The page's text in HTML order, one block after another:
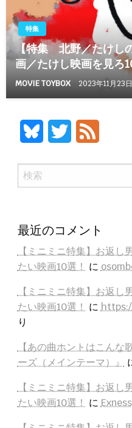
特集
【特集 北野／たけし
画／たけし映画を見ろ
MOVIE TOYBOX 2023年11月23日
Bluesky Twitter
検
索
最近のコメント
【ミニミニ特集】お返し
たい映画10選！ に
【ミニミニ特集】お返し
たい映画10選！ に
り
【あの曲ホントはこん
ーズ（メインテーマ）』
【ミニミニ特集】お返し
たい映画10選！ にExness